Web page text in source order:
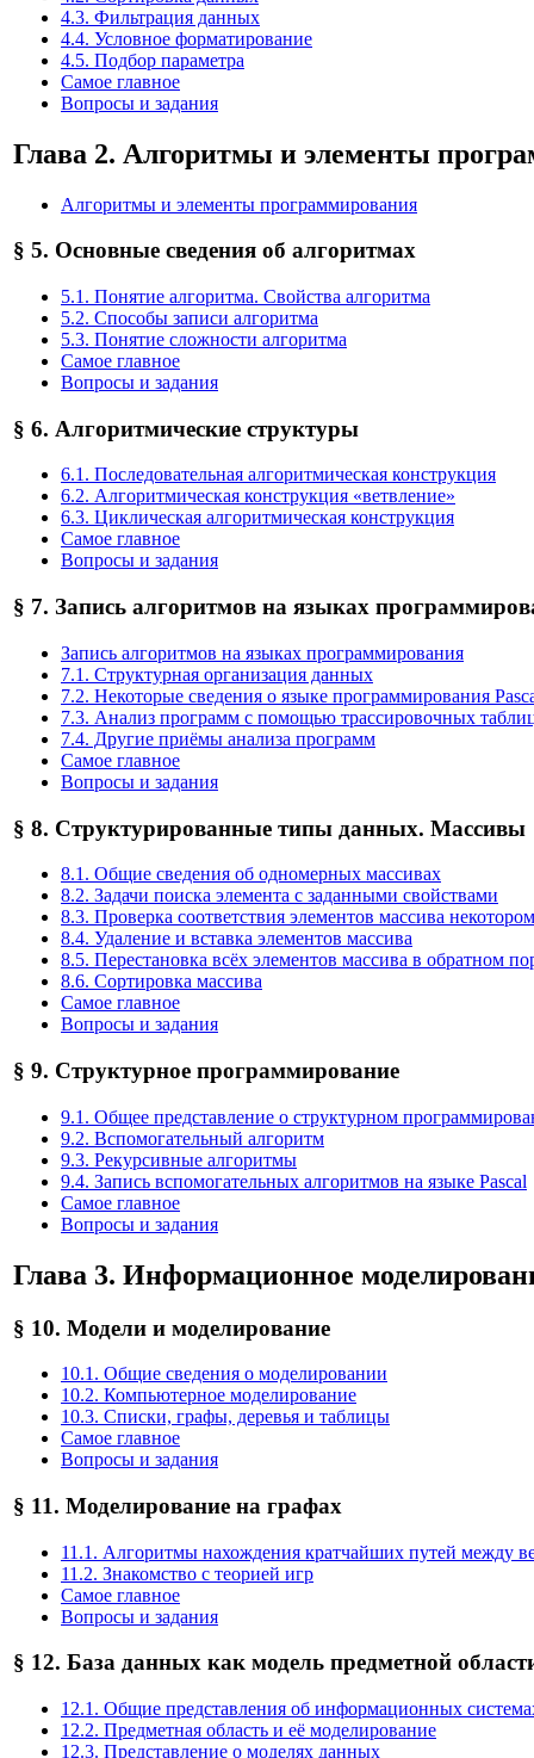
4.3. Фильтрация данных
4.4. Условное форматирование
4.5. Подбор параметра
Самое главное
Вопросы и задания
Глава 2. Алгоритмы и элементы
Алгоритмы и элементы программирования
§ 5. Основные сведения об алгоритмах
5.1. Понятие алгоритма. Свойства алгоритма
5.2. Способы записи алгоритма
5.3. Понятие сложности алгоритма
Самое главное
Вопросы и задания
§ 6. Алгоритмические структуры
6.1. Последовательная алгоритмическая конструкция
6.2. Алгоритмическая конструкция «ветвление»
6.3. Циклическая алгоритмическая конструкция
Самое главное
Вопросы и задания
§ 7. Запись алгоритмов на языках
Запись алгоритмов на языках программирования
7.1. Структурная организация данных
7.2. Некоторые сведения о языке программирования
7.3. Анализ программ с помощью трассировочных
7.4. Другие приёмы анализа программ
Самое главное
Вопросы и задания
§ 8. Структурированные типы данных. Массивы
8.1. Общие сведения об одномерных массивах
8.2. Задачи поиска элемента с заданными свойствами
8.3. Проверка соответствия элементов массива
8.4. Удаление и вставка элементов массива
8.5. Перестановка всёх элементов массива в обратном
8.6. Сортировка массива
Самое главное
Вопросы и задания
§ 9. Структурное программирование
9.1. Общее представление о структурном
9.2. Вспомогательный алгоритм
9.3. Рекурсивные алгоритмы
9.4. Запись вспомогательных алгоритмов на языке Pascal
Самое главное
Вопросы и задания
Глава 3. Информационное
§ 10. Модели и моделирование
10.1. Общие сведения о моделировании
10.2. Компьютерное моделирование
10.3. Списки, графы, деревья и таблицы
Самое главное
Вопросы и задания
§ 11. Моделирование на графах
11.1. Алгоритмы нахождения кратчайших путей между
11.2. Знакомство с теорией игр
Самое главное
Вопросы и задания
§ 12. База данных как модель предметной
12.1. Общие представления об информационных
12.2. Предметная область и её моделирование
12.3. Представление о моделях данных